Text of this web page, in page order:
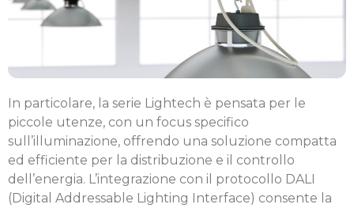
In particolare, la serie Lightech è pensata per le
piccole utenze, con un focus specifico
sull’illuminazione, offrendo una soluzione compatta
ed efficiente per la distribuzione e il controllo
dell’energia. L’integrazione con il protocollo DALI
(Digital Addressable Lighting Interface) consente la